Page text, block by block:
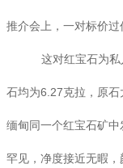
推介会上，一对标价过
这对红宝石为
石均为6.27克拉，原
缅甸同一个红宝石矿
罕见，净度接近无暇